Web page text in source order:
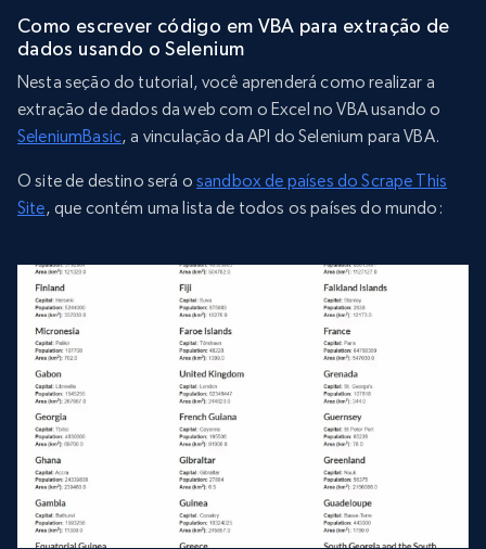
Como escrever código em VBA para extração de
dados usando o Selenium
Nesta seção do tutorial, você aprenderá como realizar a
extração de dados da web com o Excel no VBA usando o
SeleniumBasic, a vinculação da API do Selenium para VBA.
O site de destino será osandbox de países do Scrape This
Site, que contém uma lista de todos os países do mundo: